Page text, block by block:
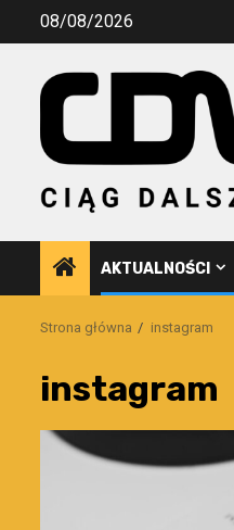
Przejdź08/08/2026
AKTUALNOŚCI
Strona główna instagram
instagram